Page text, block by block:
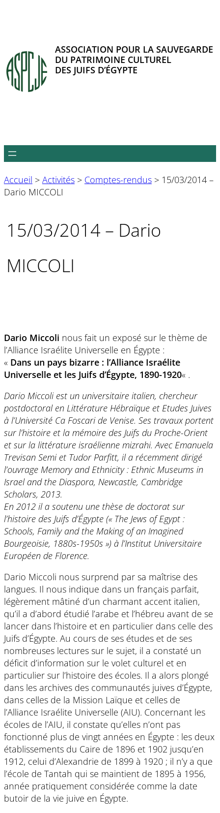
ASSOCIATION POUR LA SAUVEGARDE
DU PATRIMOINE CULTUREL
DES JUIFS D’ÉGYPTE
Accueil > Activités > Comptes-rendus > 15/03/2014 –
Dario MICCOLI
15/03/2014 – Dario
MICCOLI
Dario Miccoli nous fait un exposé sur le thème de
l’Alliance Israélite Universelle en Égypte :
« Dans un pays bizarre : l’Alliance Israélite
Universelle et les Juifs d’Égypte, 1890-1920« .
Dario Miccoli est un universitaire italien, chercheur
postdoctoral en Littérature Hébraïque et Etudes Juives
à l’Université Ca Foscari de Venise. Ses travaux portent
sur l’histoire et la mémoire des Juifs du Proche-Orient
et sur la littérature israélienne mizrahi. Avec Emanuela
Trevisan Semi et Tudor Parfitt, il a récemment dirigé
l’ouvrage Memory and Ethnicity : Ethnic Museums in
Israel and the Diaspora, Newcastle, Cambridge
Scholars, 2013.
En 2012 il a soutenu une thèse de doctorat sur
l’histoire des Juifs d’Égypte (« The Jews of Egypt :
Schools, Family and the Making of an Imagined
Bourgeoisie, 1880s-1950s ») à l’Institut Universitaire
Européen de Florence.
Dario Miccoli nous surprend par sa maîtrise des
langues. Il nous indique dans un français parfait,
légèrement mâtiné d’un charmant accent italien,
qu’il a d’abord étudié l’arabe et l’hébreu avant de se
lancer dans l’histoire et en particulier dans celle des
Juifs d’Égypte. Au cours de ses études et de ses
nombreuses lectures sur le sujet, il a constaté un
déficit d’information sur le volet culturel et en
particulier sur l’histoire des écoles. Il a alors plongé
dans les archives des communautés juives d’Égypte,
dans celles de la Mission Laïque et celles de
l’Alliance Israélite Universelle (AIU). Concernant les
écoles de l’AIU, il constate qu’elles n’ont pas
fonctionné plus de vingt années en Égypte : les deux
établissements du Caire de 1896 et 1902 jusqu’en
1912, celui d’Alexandrie de 1899 à 1920 ; il n’y a que
l’école de Tantah qui se maintient de 1895 à 1956,
année pratiquement considérée comme la date
butoir de la vie juive en Égypte.